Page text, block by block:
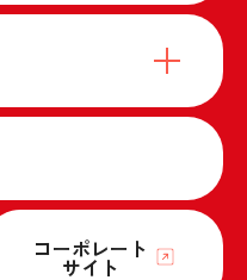
コーポレート
サイト